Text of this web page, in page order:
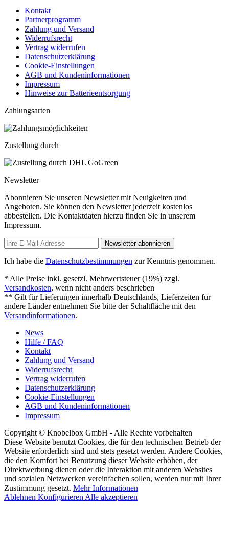
Kontakt
Partnerprogramm
Zahlung und Versand
Widerrufsrecht
Vertrag widerrufen
Datenschutzerklärung
Cookie-Einstellungen
AGB und Kundeninformationen
Impressum
Hinweise zur Batterieentsorgung
Zahlungsarten
Zustellung durch
Newsletter
Abonnieren Sie unseren Newsletter mit Neuigkeiten und
Angeboten. Sie können den Newsletter jederzeit kostenlos
abbestellen. Die Kontaktdaten hierzu finden Sie in unserem
Impressum.
Newsletter abonnieren
Ich habe die Datenschutzbestimmungen zur Kenntnis genommen.
* Alle Preise inkl. gesetzl. Mehrwertsteuer (19%) zzgl.
Versandkosten, wenn nicht anders beschrieben
** Gilt für Lieferungen innerhalb Deutschlands, Lieferzeiten für
andere Länder entnehmen Sie bitte der Schaltfläche mit den
Versandinformationen.
News
Hilfe / FAQ
Kontakt
Zahlung und Versand
Widerrufsrecht
Vertrag widerrufen
Datenschutzerklärung
Cookie-Einstellungen
AGB und Kundeninformationen
Impressum
Copyright © Knobelbox GmbH - Alle Rechte vorbehalten
Diese Website benutzt Cookies, die für den technischen Betrieb der
Website erforderlich sind und stets gesetzt werden. Andere Cookies,
die den Komfort bei Benutzung dieser Website erhöhen, der
Direktwerbung dienen oder die Interaktion mit anderen Websites
und sozialen Netzwerken vereinfachen sollen, werden nur mit Ihrer
Zustimmung gesetzt. Mehr Informationen
Ablehnen Konfigurieren Alle akzeptieren